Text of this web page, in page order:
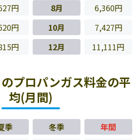
円 8月
6,360円
円 10月
7,427円
円 12月 11,111円
プロパンガス料金の平
均(月間)
季 冬季
年間